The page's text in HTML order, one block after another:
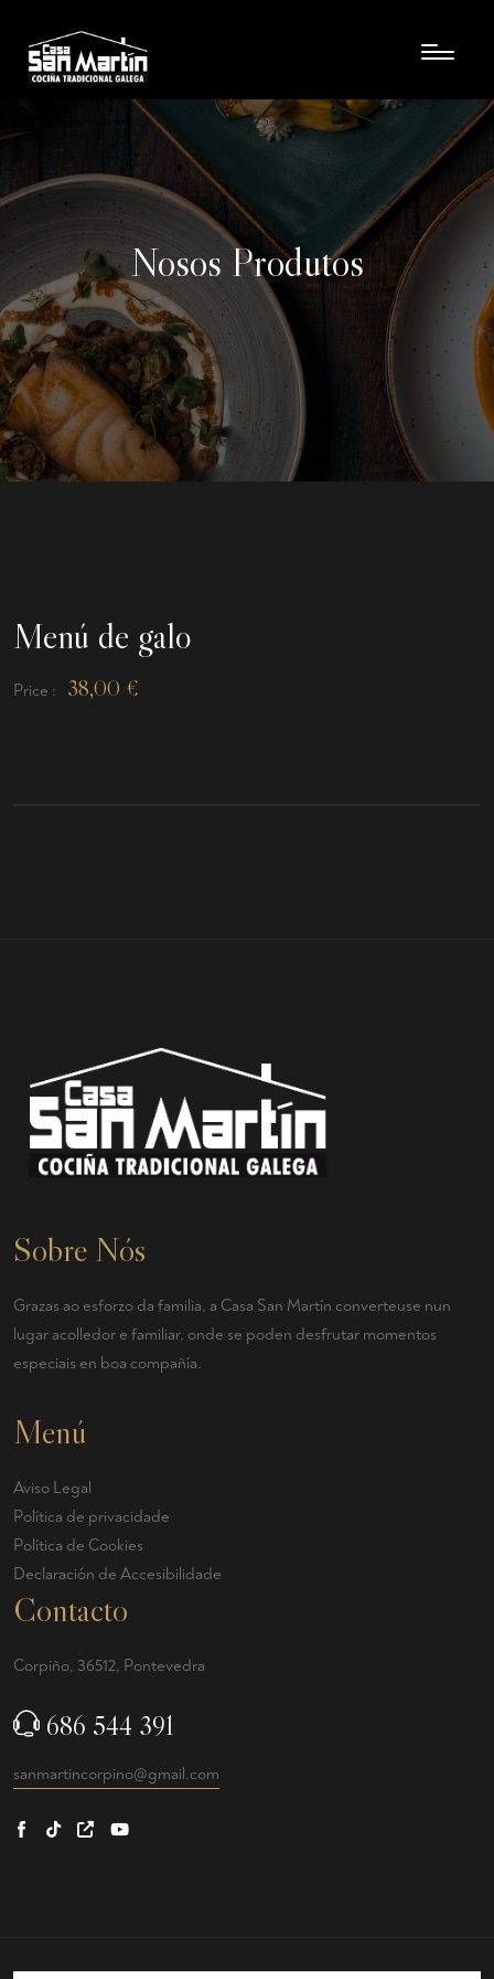
Nosos Produtos
Menú de galo
Price : 38,00 €
Sobre Nós
Grazas ao esforzo da familia, a Casa San Martín converteuse nun
lugar acolledor e familiar, onde se poden desfrutar momentos
especiais en boa compañía.
Menú
Aviso Legal
Política de privacidade
Política de Cookies
Declaración de Accesibilidade
Contacto
Corpiño, 36512, Pontevedra
686 544 391
sanmartincorpino@gmail.com